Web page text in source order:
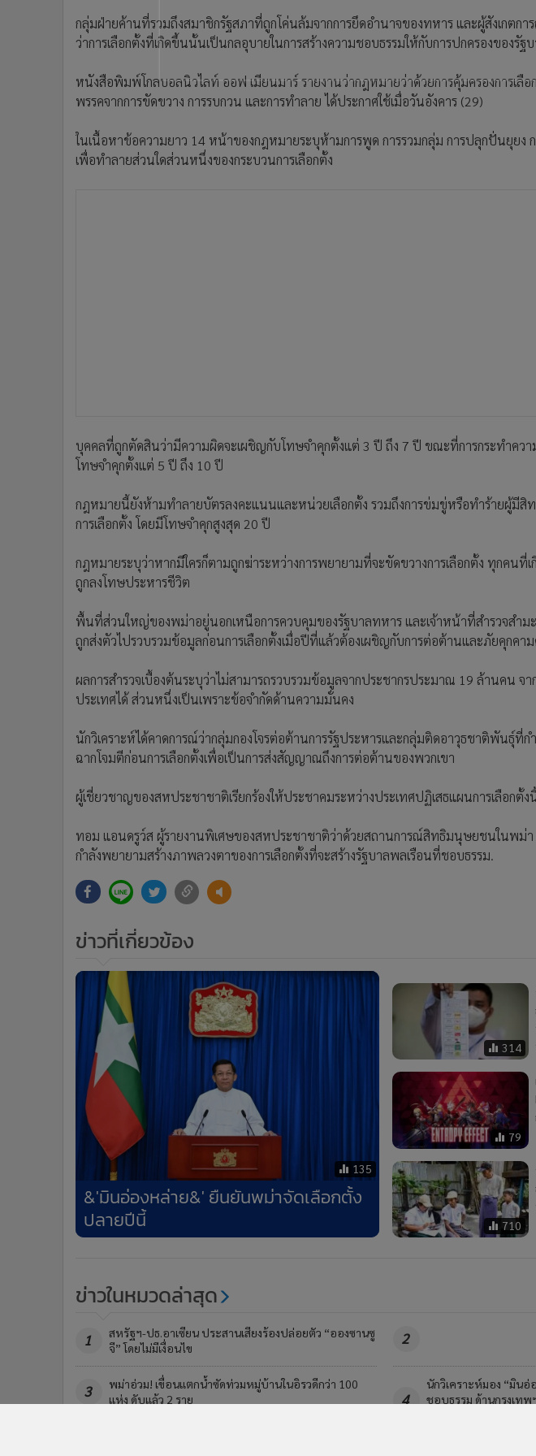
Gotomanager
กลุ่มฝ่ายค้านที่รวมถึงสมาชิกรัฐสภาที่ถูกโค่นล้มจากการยึดอำนาจของทหาร และผู้สังเกตกา
ว่าการเลือกตั้งที่เกิดขึ้นนั้นเป็นกลอุบายในการสร้างความชอบธรรมให้กับการปกครองของรัฐ
หนังสือพิมพ์โกลบอลนิวไลท์ ออฟ เมียนมาร์ รายงานว่ากฎหมายว่าด้วยการคุ้มครองการเลื
พรรคจากการขัดขวาง การรบกวน และการทำลาย ได้ประกาศใช้เมื่อวันอังคาร (29)
ในเนื้อหาข้อความยาว 14 หน้าของกฎหมายระบุห้ามการพูด การรวมกลุ่ม การปลุกปั่นยุยง
เพื่อทำลายส่วนใดส่วนหนึ่งของกระบวนการเลือกตั้ง
บุคคลที่ถูกตัดสินว่ามีความผิดจะเผชิญกับโทษจำคุกตั้งแต่ 3 ปี ถึง 7 ปี ขณะที่การกระทำควา
โทษจำคุกตั้งแต่ 5 ปี ถึง 10 ปี
กฎหมายนี้ยังห้ามทำลายบัตรลงคะแนนและหน่วยเลือกตั้ง รวมถึงการข่มขู่หรือทำร้ายผู้มีสิท
การเลือกตั้ง โดยมีโทษจำคุกสูงสุด 20 ปี
กฎหมายระบุว่าหากมีใครก็ตามถูกฆ่าระหว่างการพยายามที่จะขัดขวางการเลือกตั้ง ทุกคนที่
ถูกลงโทษประหารชีวิต
พื้นที่ส่วนใหญ่ของพม่าอยู่นอกเหนือการควบคุมของรัฐบาลทหาร และเจ้าหน้าที่สำรวจสำม
ถูกส่งตัวไปรวบรวมข้อมูลก่อนการเลือกตั้งเมื่อปีที่แล้วต้องเผชิญกับการต่อต้านและภัยคุกค
ผลการสำรวจเบื้องต้นระบุว่าไม่สามารถรวบรวมข้อมูลจากประชากรประมาณ 19 ล้านคน
ประเทศได้ ส่วนหนึ่งเป็นเพราะข้อจำกัดด้านความมั่นคง
นักวิเคราะห์ได้คาดการณ์ว่ากลุ่มกองโจรต่อต้านการรัฐประหารและกลุ่มติดอาวุธชาติพันธุ์ที่
ฉากโจมตีก่อนการเลือกตั้งเพื่อเป็นการส่งสัญญาณถึงการต่อต้านของพวกเขา
ผู้เชี่ยวชาญของสหประชาชาติเรียกร้องให้ประชาคมระหว่างประเทศปฏิเสธแผนการเลือกตั้ง
ทอม แอนดรูว์ส ผู้รายงานพิเศษของสหประชาชาติว่าด้วยสถานการณ์สิทธิมนุษยชนในพม่า
กำลังพยายามสร้างภาพลวงตาของการเลือกตั้งที่จะสร้างรัฐบาลพลเรือนที่ชอบธรรม.
ข่าวที่เกี่ยวข้อง
135
&'มินอ่องหล่าย&' ยืนยันพม่าจัดเลือกตั้ง
ปลายปีนี้
314
79
710
ข่าวในหมวดล่าสุด
1
สหรัฐฯ-ปธ.อาเซียน ประสานเสียงร้องปล่อยตัว “อองซานซู
จี” โดยไม่มีเงื่อนไข
2
3
พม่าอ่วม! เขื่อนแตกน้ำซัดท่วมหมู่บ้านในอิรวดีกว่า 100
แห่ง ดับแล้ว 2 ราย
4
นักวิเคราะห์มอง “มินอ่
ชอบธรรม ด้านกรุงเทพ